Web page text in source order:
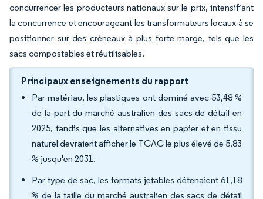
concurrencer les producteurs nationaux sur le prix, intensifiant
la concurrence et encourageant les transformateurs locaux à se
positionner sur des créneaux à plus forte marge, tels que les
sacs compostables et réutilisables.
Principaux enseignements du rapport
Par matériau, les plastiques ont dominé avec 53,48 %
de la part du marché australien des sacs de détail en
2025, tandis que les alternatives en papier et en tissu
naturel devraient afficher le TCAC le plus élevé de 5,83
% jusqu'en 2031.
Par type de sac, les formats jetables détenaient 61,18
% de la taille du marché australien des sacs de détail